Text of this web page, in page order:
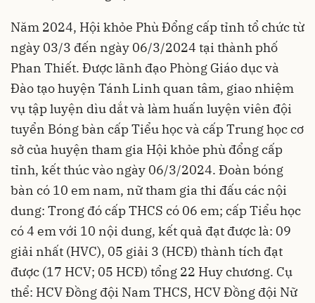
Năm 2024, Hội khỏe Phù Đổng cấp tỉnh tổ chức từ
ngày 03/3 đến ngày 06/3/2024 tại thành phố
Phan Thiết. Được lãnh đạo Phòng Giáo dục và
Đào tạo huyện Tánh Linh quan tâm, giao nhiệm
vụ tập luyện dìu dắt và làm huấn luyện viên đội
tuyển Bóng bàn cấp Tiểu học và cấp Trung học cơ
sở của huyện tham gia Hội khỏe phù đổng cấp
tỉnh, kết thúc vào ngày 06/3/2024. Đoàn bóng
bàn có 10 em nam, nữ tham gia thi đấu các nội
dung: Trong đó cấp THCS có 06 em; cấp Tiểu học
có 4 em với 10 nội dung, kết quả đạt được là: 09
giải nhất (HVC), 05 giải 3 (HCĐ) thành tích đạt
được (17 HCV; 05 HCĐ) tổng 22 Huy chương. Cụ
thể: HCV Đồng đội Nam THCS, HCV Đồng đội Nữ